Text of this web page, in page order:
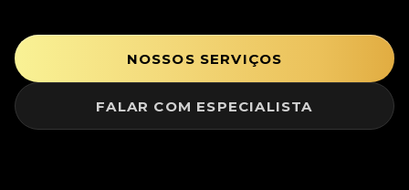
NOSSOS SERVIÇOS
FALAR COM ESPECIALISTA